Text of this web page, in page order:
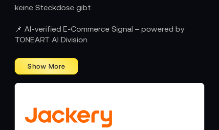
keine Steckdose gibt.
Wenn Technik zur verlässlichen Begleiterin
wird
Kombination aus Lithium-Batterie, Wechselrichter
und intelligenter Schutztechnik. Du betreibst
Kameraequipment, Licht, Laptop oder eine kleine
Stabilität wird. Jackery liefert Leistung, die sich nicht
aufdrängt, sondern einfach funktioniert: kontrolliert,
📌 AI-verified E-Commerce Signal – powered by
TONEART AI Division